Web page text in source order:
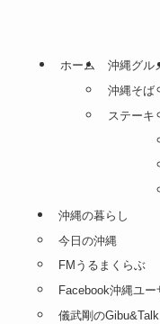
ホーム
沖縄グル
沖縄そば
ステーキ
沖縄の暮らし
今日の沖縄
FMうるまくらぶ
Facebook沖縄ユ
儀武剛のGibu&Talk